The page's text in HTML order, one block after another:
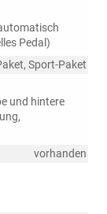
Pedal)
Sport-Paket
und hintere
vorhanden